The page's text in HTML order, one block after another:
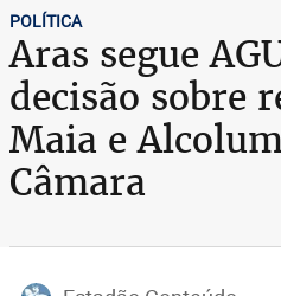
POLÍTICA
Aras segue
decisão sobre
Maia e
Câmara